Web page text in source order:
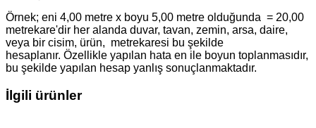
Örnek; eni 4,00 metre x boyu 5,00 metre olduğunda = 20,00
metrekare'dir her alanda duvar, tavan, zemin, arsa, daire,
veya bir cisim, ürün, metrekaresi bu şekilde
hesaplanır. Özellikle yapılan hata en ile boyun toplanmasıdır,
bu şekilde yapılan hesap yanlış sonuçlanmaktadır.
İlgili ürünler